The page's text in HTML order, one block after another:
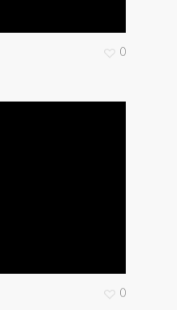
0
0